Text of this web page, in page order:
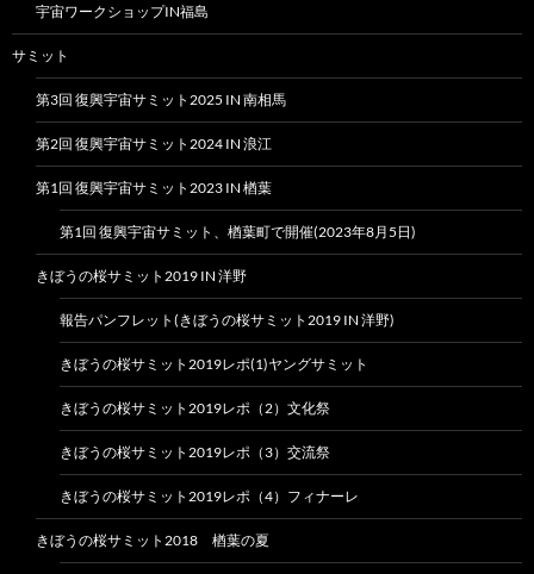
宇宙ワークショップIN福島
サミット
第3回 復興宇宙サミット2025 IN 南相馬
第2回 復興宇宙サミット2024 IN 浪江
第1回 復興宇宙サミット2023 IN 楢葉
第1回 復興宇宙サミット、楢葉町で開催(2023年8月5日)
きぼうの桜サミット2019 IN 洋野
報告パンフレット(きぼうの桜サミット2019 IN 洋野)
きぼうの桜サミット2019レポ(1)ヤングサミット
きぼうの桜サミット2019レポ（2）文化祭
きぼうの桜サミット2019レポ（3）交流祭
きぼうの桜サミット2019レポ（4）フィナーレ
きぼうの桜サミット2018 楢葉の夏